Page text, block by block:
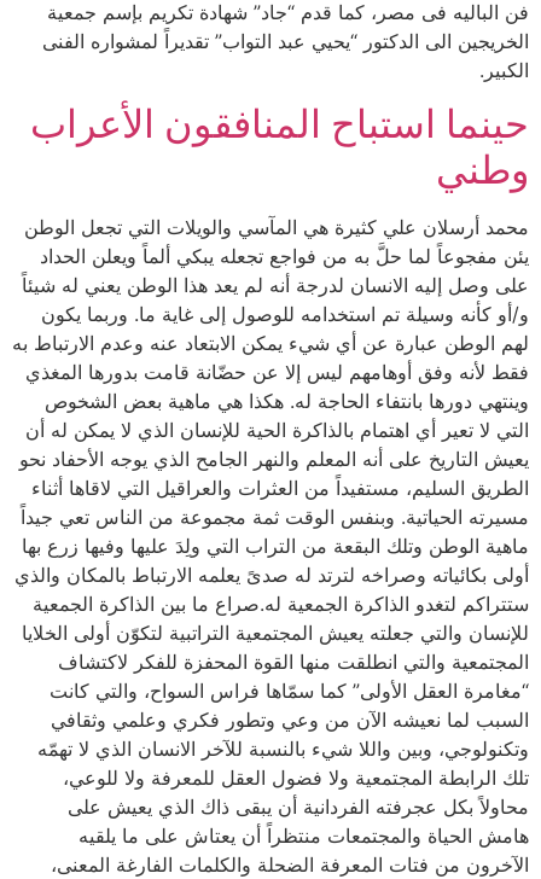
فن الباليه فى مصر، كما قدم “جاد” شهادة تكريم بإسم جمعية
الخريجين الى الدكتور “يحيي عبد التواب” تقديراً لمشواره الفنى
الكبير.
حينما استباح المنافقون الأعراب
وطني
محمد أرسلان علي كثيرة هي المآسي والويلات التي تجعل الوطن
يئن مفجوعاً لما حلَّ به من فواجع تجعله يبكي ألماً ويعلن الحداد
على وصل إليه الانسان لدرجة أنه لم يعد هذا الوطن يعني له شيئاً
و/أو كأنه وسيلة تم استخدامه للوصول إلى غاية ما. وربما يكون
لهم الوطن عبارة عن أي شيء يمكن الابتعاد عنه وعدم الارتباط به
فقط لأنه وفق أوهامهم ليس إلا عن حضّانة قامت بدورها المغذي
وينتهي دورها بانتفاء الحاجة له. هكذا هي ماهية بعض الشخوص
التي لا تعير أي اهتمام بالذاكرة الحية للإنسان الذي لا يمكن له أن
يعيش التاريخ على أنه المعلم والنهر الجامح الذي يوجه الأحفاد نحو
الطريق السليم، مستفيداً من العثرات والعراقيل التي لاقاها أثناء
مسيرته الحياتية. وبنفس الوقت ثمة مجموعة من الناس تعي جيداً
ماهية الوطن وتلك البقعة من التراب التي ولِدَ عليها وفيها زرع بها
أولى بكائياته وصراخه لترتد له صدىً يعلمه الارتباط بالمكان والذي
ستتراكم لتغدو الذاكرة الجمعية له.صراع ما بين الذاكرة الجمعية
للإنسان والتي جعلته يعيش المجتمعية التراتبية لتكوّن أولى الخلايا
المجتمعية والتي انطلقت منها القوة المحفزة للفكر لاكتشاف
“مغامرة العقل الأولى” كما سمّاها فراس السواح، والتي كانت
السبب لما نعيشه الآن من وعي وتطور فكري وعلمي وثقافي
وتكنولوجي، وبين واللا شيء بالنسبة للآخر الانسان الذي لا تهمّه
تلك الرابطة المجتمعية ولا فضول العقل للمعرفة ولا للوعي،
محاولاً بكل عجرفته الفردانية أن يبقى ذاك الذي يعيش على
هامش الحياة والمجتمعات منتظراً أن يعتاش على ما يلقيه
الآخرون من فتات المعرفة الضحلة والكلمات الفارغة المعنى،